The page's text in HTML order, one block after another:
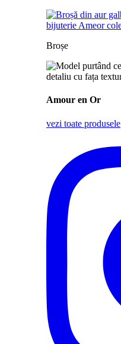
Broșe
Amour en Or
vezi toate produsele